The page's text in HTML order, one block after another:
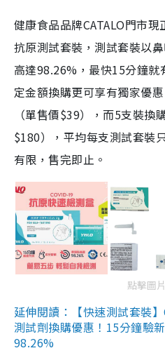
健康食品品牌CATALO門市
抗原測試套裝，測試套裝以
高達98.26%，最快15分鐘
定金額換購更可享有獨家優
（單售價$39），而5支裝換
$180），平均每支測試套裝
有限，售完即止。
點擊圖
延伸閱讀：【快速測試套裝
測試劑換購優惠！15分鐘驗
98.26%